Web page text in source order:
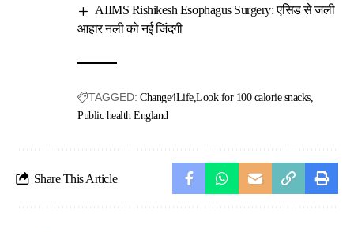
AIIMS Rishikesh Esophagus Surgery: एसिड से जली
आहार नली को नई जिंदगी
TAGGED: Change4Life Look for 100 calorie snacks
Public health England
Share This Article